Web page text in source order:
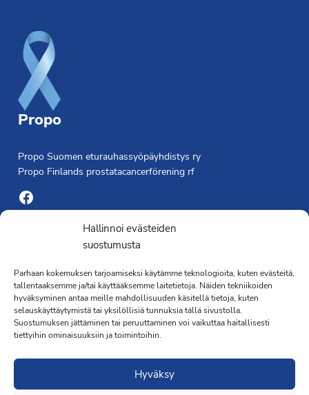
Hallinnoi evästeiden
suostumusta
Parhaan kokemuksen tarjoamiseksi käytämme teknologioita, kuten evästeitä,
tallentaaksemme ja/tai käyttääksemme laitetietoja. Näiden tekniikoiden
hyväksyminen antaa meille mahdollisuuden käsitellä tietoja, kuten
selauskäyttäytymistä tai yksilöllisiä tunnuksia tällä sivustolla.
Suostumuksen jättäminen tai peruuttaminen voi vaikuttaa haitallisesti
tiettyihin ominaisuuksiin ja toimintoihin.
Hyväksy
Propo
Propo Suomen eturauhassyöpäyhdistys ry
Propo Finlands prostatacancerförening rf
Facebook
Yhdistyksen toimisto
Laivapojankatu 3 C, 00180 Helsinki
toimisto@propo.fi
Saavutettavuusseloste »
Toiminnanjohtaja